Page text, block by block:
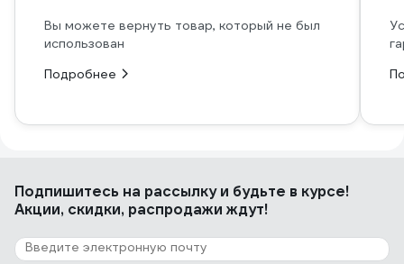
Вы можете вернуть товар, который не был
использован
Подробнее
Подпишитесь на рассылкуи будьте в курсе!
Акции, скидки, распродажи ждут!